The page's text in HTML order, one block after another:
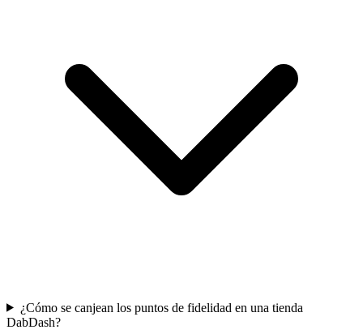
¿Cómo se canjean los puntos de fidelidad en una tienda
DabDash?